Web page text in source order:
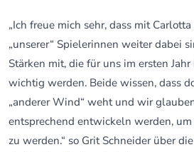
„Ich freue mich sehr, dass mit
„unserer“ Spielerinnen weiter dabei
Stärken mit, die für uns im ersten
wichtig werden. Beide wissen, dass
„anderer Wind“ weht und wir
entsprechend entwickeln werden,
zu werden.“ so Grit Schneider über